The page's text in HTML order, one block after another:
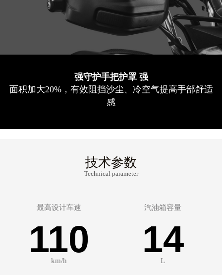
强守护手把护罩 强
面积加大20%，有效阻挡沙尘、冷空气提高手部舒适
感
技术参数
Technical parameter
最高设计车速
110
km/h
汽油箱容量
14
L